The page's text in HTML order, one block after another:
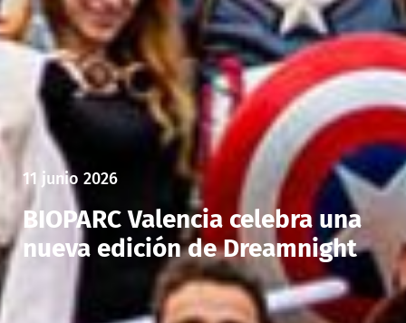
11 junio 2026
BIOPARC Valencia celebra una
nueva edición de Dreamnight